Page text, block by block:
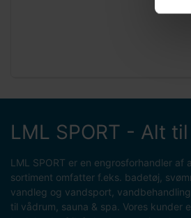
LML SPORT - Alt
LML SPORT er en engrosforhandler af
sortiment omfatter f.eks. badetøj,
vandleg og vandsport,
til vådrum, sauna & spa. Vores kunder